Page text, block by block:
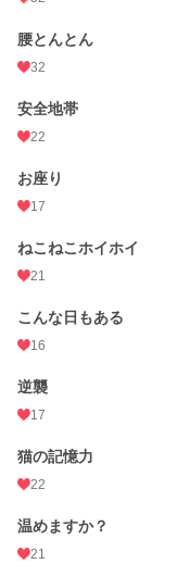
累計ポイント
腰とんとん
32
安全地帯
22
お座り
17
ねこねこホイホイ
21
こんな日もある
16
逆襲
17
猫の記憶力
22
温めますか？
21